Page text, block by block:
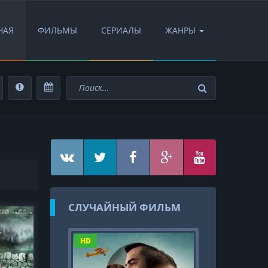
ФИЛЬМЫ СЕРИАЛЫ ЖАНРЫ
СЛУЧАЙНЫЙ ФИЛЬМ
HD